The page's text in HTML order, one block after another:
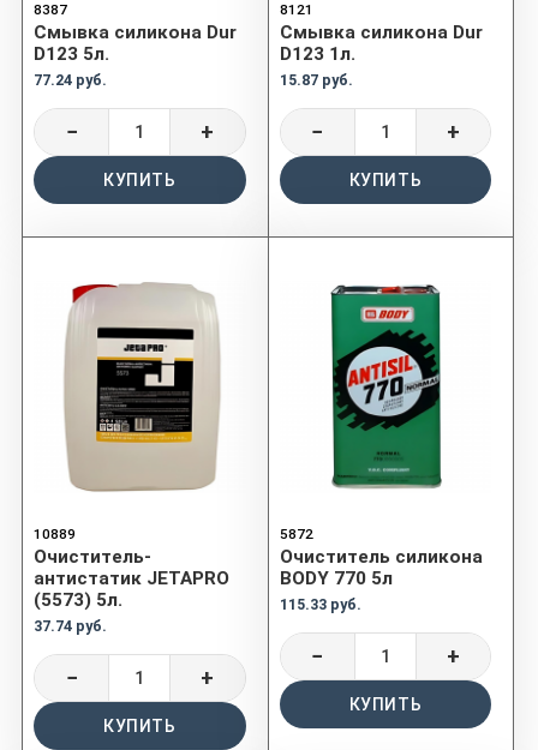
8387
Смывка силикона Dur
D123 5л.
77.24 руб.
− +
КУПИТЬ
8121
Смывка силикона Dur
D123 1л.
15.87 руб.
− +
КУПИТЬ
10889
Очиститель-
антистатик JETAPRO
(5573) 5л.
37.74 руб.
− +
КУПИТЬ
5872
Очиститель силикона
BODY 770 5л
115.33 руб.
− +
КУПИТЬ